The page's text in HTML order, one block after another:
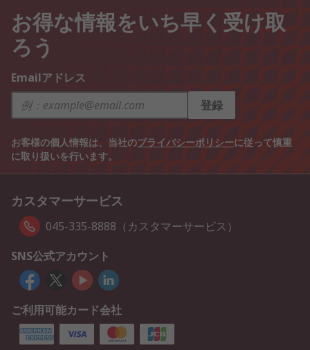
お得な情報をいち早く受け取
ろう
Emailアドレス
登録
お客様の個人情報は、当社のプライバシーポリシーに従って慎重
に取り扱いを行います。
カスタマーサービス
045-335-8888（カスタマーサービス）
SNS公式アカウント
ご利用可能カード会社